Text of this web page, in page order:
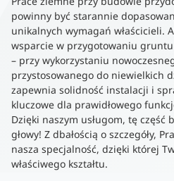
powinny być starannie
unikalnych wymagań właścicieli.
wsparcie w przygotowaniu
– przy wykorzystaniu
przystosowanego do niewielkich
zapewnia solidność instalacji i
kluczowe dla prawidłowego
Dzięki naszym usługom, tę część
głowy! Z dbałością o szczegóły,
nasza specjalność, dzięki której
właściwego kształtu.